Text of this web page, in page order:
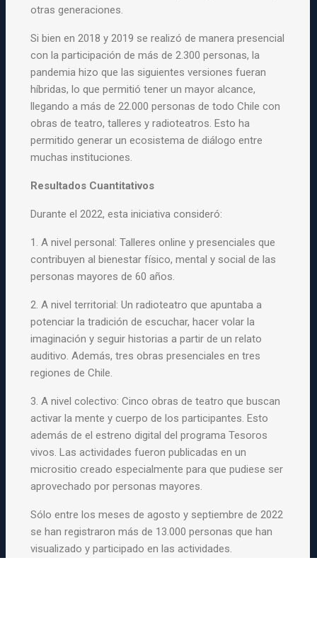
otras generaciones.
Si bien en 2018 y 2019 se realizó de manera presencial
con la participación de más de 2.300 personas, la
pandemia hizo que las siguientes versiones fueran
híbridas, lo que permitió tener un mayor alcance,
llegando a más de 22.000 personas de todo Chile con
obras de teatro, talleres y radioteatros. Esto ha
permitido generar un ecosistema de diálogo entre
muchas instituciones.
Resultados Cuantitativos
Durante el 2022, esta iniciativa consideró:
1. A nivel personal: Talleres online y presenciales que
contribuyen al bienestar físico, mental y social de las
personas mayores de 60 años.
2. A nivel territorial: Un radioteatro que apuntaba a
potenciar la tradición de escuchar, hacer volar la
imaginación y seguir historias a partir de un relato
auditivo. Además, tres obras presenciales en tres
regiones de Chile.
3. A nivel colectivo: Cinco obras de teatro que buscan
activar la mente y cuerpo de los participantes. Esto
además de el estreno digital del programa Tesoros
vivos. Las actividades fueron publicadas en un
micrositio creado especialmente para que pudiese ser
aprovechado por personas mayores.
Sólo entre los meses de agosto y septiembre de 2022
se han registraron más de 13.000 personas que han
visualizado y participado en las actividades.